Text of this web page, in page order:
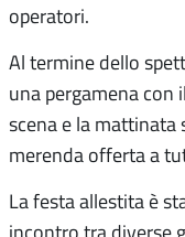
operatori.
Al termine dello
una pergamena con
scena e la mattinata
merenda offerta a
La festa allestita è
incontro tra diverse